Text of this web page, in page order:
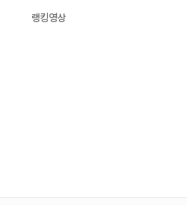
랭킹영상